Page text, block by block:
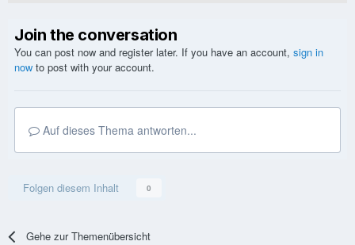
Join the conversation
You can post now and register later. If you have an account, sign in
now to post with your account.
Auf dieses Thema antworten...
Folgen diesem Inhalt 0
Gehe zur Themenübersicht